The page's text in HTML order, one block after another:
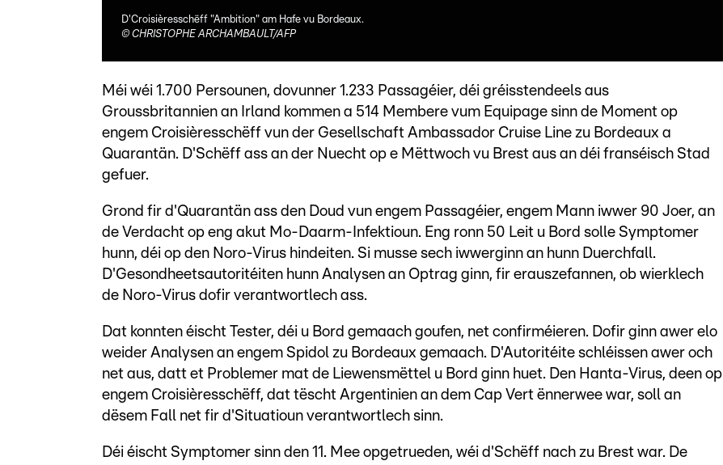
D'Croisièresschëff "Ambition" am Hafe vu Bordeaux.
© CHRISTOPHE ARCHAMBAULT/AFP
Méi wéi 1.700 Persounen, dovunner 1.233 Passagéier, déi gréisstendeels aus
Groussbritannien an Irland kommen a 514 Membere vum Equipage sinn de Moment op
engem Croisièresschëff vun der Gesellschaft Ambassador Cruise Line zu Bordeaux a
Quarantän. D'Schëff ass an der Nuecht op e Mëttwoch vu Brest aus an déi franséisch Stad
gefuer.
Grond fir d'Quarantän ass den Doud vun engem Passagéier, engem Mann iwwer 90 Joer, an
de Verdacht op eng akut Mo-Daarm-Infektioun. Eng ronn 50 Leit u Bord solle Symptomer
hunn, déi op den Noro-Virus hindeiten. Si musse sech iwwerginn an hunn Duerchfall.
D'Gesondheetsautoritéiten hunn Analysen an Optrag ginn, fir erauszefannen, ob wierklech
de Noro-Virus dofir verantwortlech ass.
Dat konnten éischt Tester, déi u Bord gemaach goufen, net confirméieren. Dofir ginn awer elo
weider Analysen an engem Spidol zu Bordeaux gemaach. D'Autoritéite schléissen awer och
net aus, datt et Problemer mat de Liewensmëttel u Bord ginn huet. Den Hanta-Virus, deen op
engem Croisièresschëff, dat tëscht Argentinien an dem Cap Vert ënnerwee war, soll an
dësem Fall net fir d'Situatioun verantwortlech sinn.
Déi éischt Symptomer sinn den 11. Mee opgetrueden, wéi d'Schëff nach zu Brest war. De